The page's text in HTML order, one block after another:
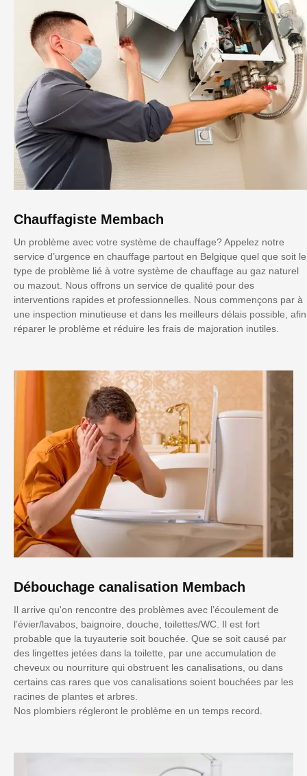
Chauffagiste Membach
Un problème avec votre système de chauffage? Appelez notre
service d’urgence en chauffage partout en Belgique quel que soit le
type de problème lié à votre système de chauffage au gaz naturel
ou mazout. Nous offrons un service de qualité pour des
interventions rapides et professionnelles. Nous commençons par à
une inspection minutieuse et dans les meilleurs délais possible, afin
réparer le problème et réduire les frais de majoration inutiles.
Débouchage canalisation Membach
Il arrive qu'on rencontre des problèmes avec l’écoulement de
l’évier/lavabos, baignoire, douche, toilettes/WC. Il est fort
probable que la tuyauterie soit bouchée. Que se soit causé par
des lingettes jetées dans la toilette, par une accumulation de
cheveux ou nourriture qui obstruent les canalisations, ou dans
certains cas rares que vos canalisations soient bouchées par les
racines de plantes et arbres.
Nos plombiers régleront le problème en un temps record.